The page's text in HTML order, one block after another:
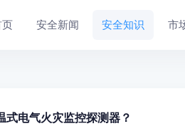
页 安全新闻 安全知识 市
式电气火灾监控探测器？